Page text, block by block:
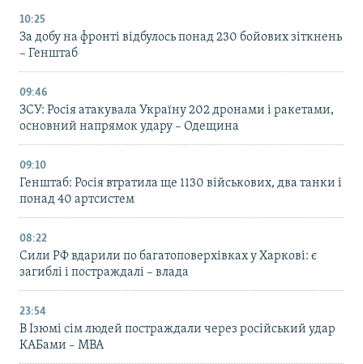
10:25
За добу на фронті відбулось понад 230 бойових зіткнень
– Генштаб
09:46
ЗСУ: Росія атакувала Україну 202 дронами і ракетами,
основний напрямок удару – Одещина
09:10
Генштаб: Росія втратила ще 1130 військових, два танки і
понад 40 артсистем
08:22
Сили РФ вдарили по багатоповерхівках у Харкові: є
загиблі і постраждалі – влада
23:54
В Ізюмі сім людей постраждали через російський удар
КАБами – МВА